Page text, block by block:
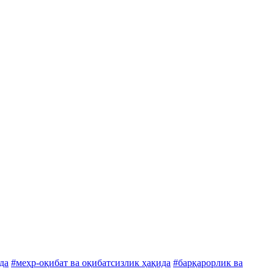
#меҳр-оқибат ва оқибатсизлик ҳақида #барқарорлик ва